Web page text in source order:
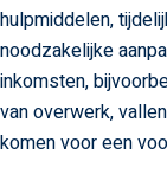
hulpmiddelen,
noodzakelijke
inkomsten,
van overwerk,
komen voor een